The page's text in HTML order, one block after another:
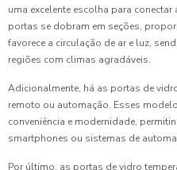
uma excelente escolha para
portas se dobram em seções,
favorece a circulação de ar e luz,
regiões com climas agradáveis.
Adicionalmente, há as portas de
remoto ou automação. Esses
conveniência e modernidade,
smartphones ou sistemas de
Por último, as portas de vidro